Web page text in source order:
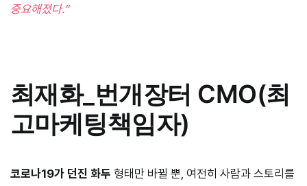
중요해졌다.”
최재화_ 번개장터 CMO(최
고마케팅책임자)
코로나19가 던진 화두 형태만 바뀔 뿐, 여전히 사람과 스토리를